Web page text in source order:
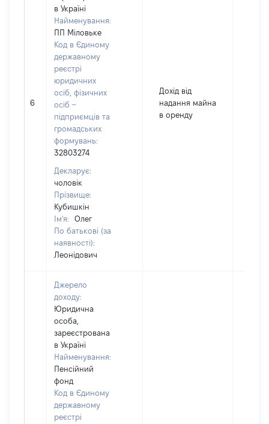
6
в Україні
Найменування:
ПП Міловьке
Код в Єдиному
державному
реєстрі
юридичних
осіб, фізичних
осіб –
підприємців та
громадських
формувань:
32803274
Декларує:
чоловік
Прізвище:
Кубишкін
Ім'я:
Олег
По батькові (за
наявності):
Леонідович
Дохід від
надання майна
в оренду
Джерело
доходу:
Юридична
особа,
зареєстрована
в Україні
Найменування:
Пенсійний
фонд
Код в Єдиному
державному
реєстрі